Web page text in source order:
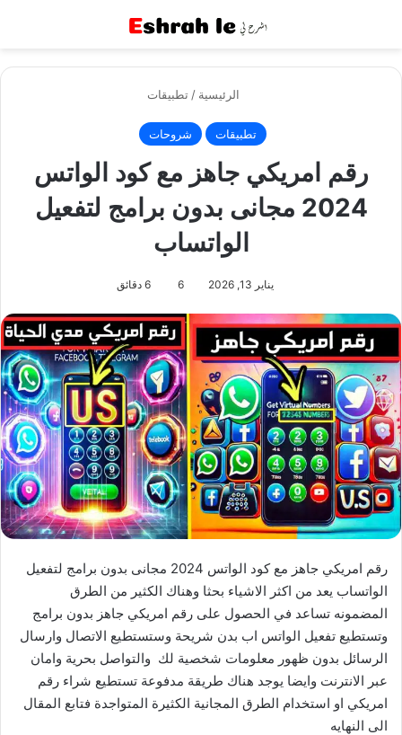
الرئيسية / تطبيقات
تطبيقات شروحات
رقم امريكي جاهز مع كود الواتس
2024 مجانى بدون برامج لتفعيل
الواتساب
يناير 13, 2026 6
رقم امريكي جاهز مع كود الواتس 2024 مجانى بدون برامج لتفعيل
الواتساب يعد من اكثر الاشياء بحثا وهناك الكثير من الطرق
المضمونه تساعد في الحصول على رقم امريكي جاهز بدون برامج
وتستطيع تفعيل الواتس اب بدن شريحة وستستطيع الاتصال وارسال
الرسائل بدون ظهور معلومات شخصية لك والتواصل بحرية وامان
عبر الانترنت وايضا يوجد هناك طريقة مدفوعة تستطيع شراء رقم
امريكي او استخدام الطرق المجانية الكثيرة المتواجدة فتابع المقال
الى النهايه